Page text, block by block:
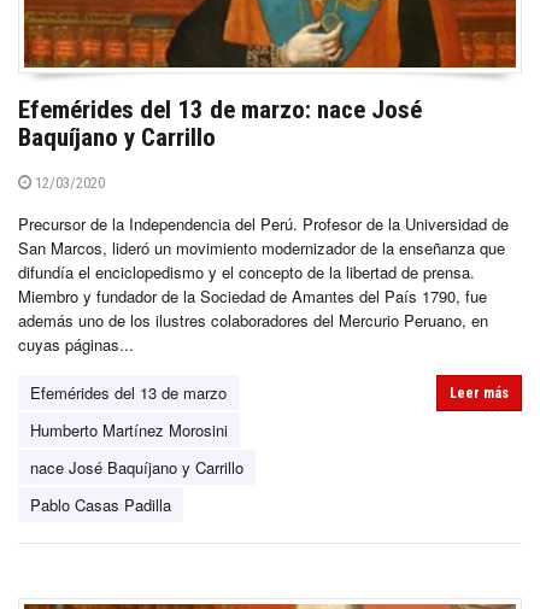
Efemérides del 13 de marzo: nace José
Baquíjano y Carrillo
12/03/2020
Precursor de la Independencia del Perú. Profesor de la Universidad de
San Marcos, lideró un movimiento modernizador de la enseñanza que
difundía el enciclopedismo y el concepto de la libertad de prensa.
Miembro y fundador de la Sociedad de Amantes del País 1790, fue
además uno de los ilustres colaboradores del Mercurio Peruano, en
cuyas páginas...
Efemérides del 13 de marzo
Humberto Martínez Morosini
nace José Baquíjano y Carrillo
Pablo Casas Padilla
Leer más